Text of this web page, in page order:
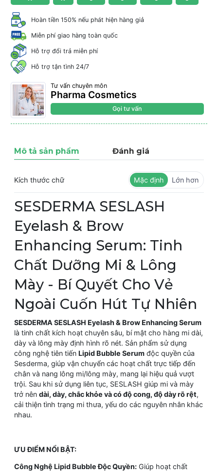
Hoàn tiền 150% nếu phát hiện hàng giả
Miễn phí giao hàng toàn quốc
Hỗ trợ đổi trả miễn phí
Hỗ trợ tận tình 24/7
Tư vấn chuyên môn
Pharma Cosmetics
Gọi tư vấn
Mô tả sản phẩm Đánh giá
Kích thước chữ Mặc định Lớn hơn
SESDERMA SESLASH
Eyelash & Brow
Enhancing Serum: Tinh
Chất Dưỡng Mi & Lông
Mày - Bí Quyết Cho Vẻ
Ngoài Cuốn Hút Tự Nhiên
SESDERMA SESLASH Eyelash & Brow Enhancing Serum
là tinh chất kích hoạt chuyên sâu, bí mật cho hàng mi dài,
dày và lông mày định hình rõ nét. Sản phẩm sử dụng
công nghệ tiên tiến Lipid Bubble Serum độc quyền của
Sesderma, giúp vận chuyển các hoạt chất trực tiếp đến
chân và nang lông mi/lông mày, mang lại hiệu quả vượt
trội. Sau khi sử dụng liên tục, SESLASH giúp mi và mày
trở nên dài, dày, chắc khỏe và có độ cong, độ dày rõ rệt,
cải thiện tình trạng mi thưa, yếu do các nguyên nhân khác
nhau.
ƯU ĐIỂM NỔI BẬT:
Công Nghệ Lipid Bubble Độc Quyền: Giúp hoạt chất